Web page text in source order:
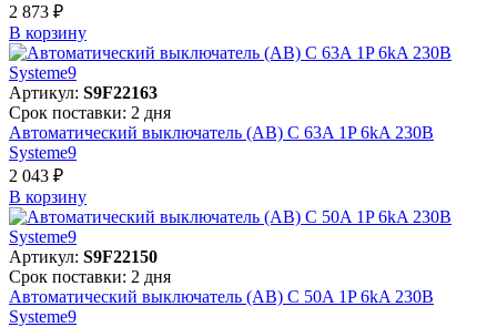
2 873 ₽
В корзинy
Артикул: S9F22163
Срок поставки: 2 дня
Автоматический выключатель (АВ) C 63A 1P 6kA 230В
Systeme9
2 043 ₽
В корзинy
Артикул: S9F22150
Срок поставки: 2 дня
Автоматический выключатель (АВ) C 50A 1P 6kA 230В
Systeme9